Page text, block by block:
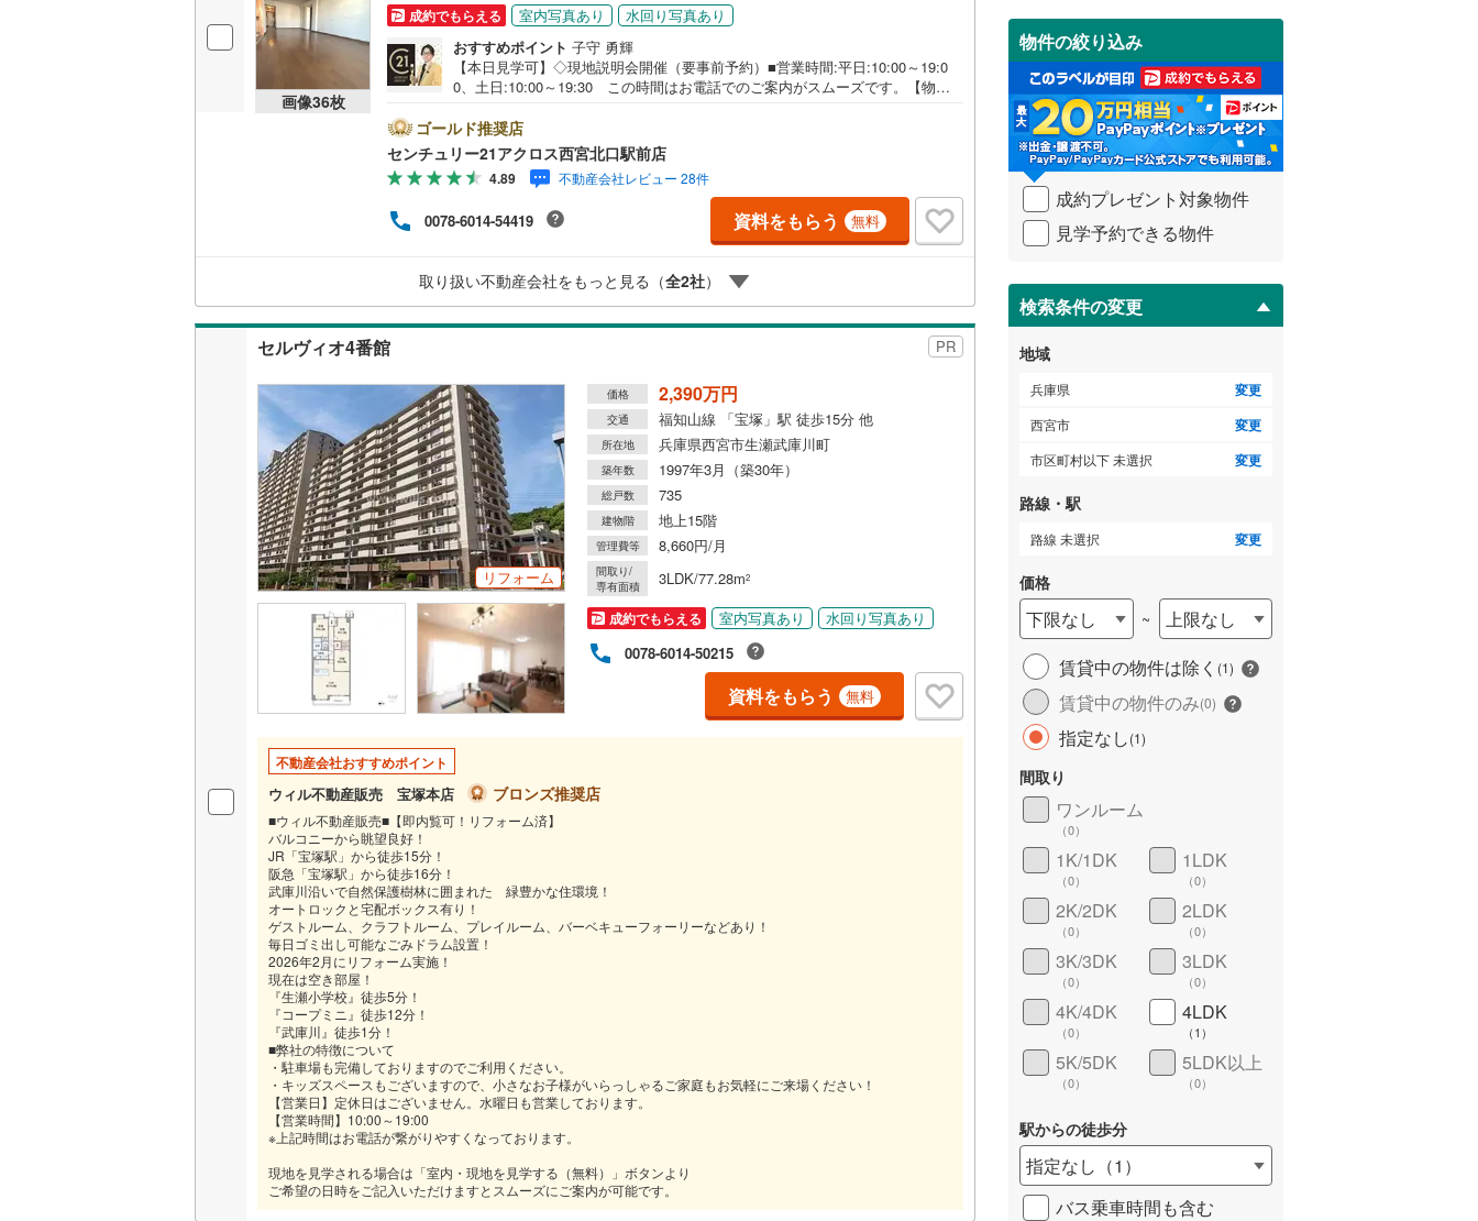
画像36枚
成約でもらえる 室内写真あり
水回り写真あり
おすすめポイント 子守 勇輝
【本日見学可】◇現地説明会開催（要事前予約）■営業時間:平日:10:00～19:0
0、土日:10:00～19:30 この時間はお電話でのご案内がスムーズです。【物件
付きで陽当たり良好。12階部分で眺望良好。○センチュリー21アクロスグルー
プの3つの特徴○■センチュリー21グループで28年連続No.1（1997年～2024年兵
庫地区仲介実績） 西宮・尼崎・伊丹・宝塚にて8店舗展開中。阪神間での購入
や売却は当店にお任せ下さい■お客様駐車場、キッズスペースがございます。
8店舗すべて駅前にございますが、お車でのお越しも大歓迎です。 お子様連れ
でもご安心ください。■取り扱い物件多数ございます。 地域密着の当店では20
00万円台の新築戸建や、1000万円台の中古マンションを始め多数物件を取り扱
にお問合せください。弊社ホームページへは「C21アクロス」で検索！
ゴールド推奨店
センチュリー21アクロス西宮北口駅前店
4.89 不動産会社レビュー 28件
0078-6014-54419 資料をもらう 無料
取り扱い不動産会社をもっと見る（全2社）
セルヴィオ4番館 PR
リフォーム
価格 2,390万円
交通 福知山線 「宝塚」駅 徒歩15分 他
所在地 兵庫県西宮市生瀬武庫川町
築年数 1997年3月（築30年）
総戸数 735
建物階 地上15階
管理費等 8,660円/月
間取り/
専有面積
3LDK/77.28m2
成約でもらえる 室内写真あり
水回り写真あり
0078-6014-50215
資料をもらう 無料
不動産会社おすすめポイント
ウィル不動産販売 宝塚本店 ブロンズ推奨店
■ウィル不動産販売■【即内覧可！リフォーム済】
バルコニーから眺望良好！
JR「宝塚駅」から徒歩15分！
阪急「宝塚駅」から徒歩16分！
武庫川沿いで自然保護樹林に囲まれた 緑豊かな住環境！
オートロックと宅配ボックス有り！
ゲストルーム、クラフトルーム、プレイルーム、バーベキューフォーリーなどあり！
毎日ゴミ出し可能なごみドラム設置！
2026年2月にリフォーム実施！
現在は空き部屋！
『生瀬小学校』徒歩5分！
『コープミニ』徒歩12分！
『武庫川』徒歩1分！
■弊社の特徴について
・駐車場も完備しておりますのでご利用ください。
・キッズスペースもございますので、小さなお子様がいらっしゃるご家庭もお気軽にご来場ください！
【営業日】定休日はございません。水曜日も営業しております。
【営業時間】10:00～19:00
※上記時間はお電話が繋がりやすくなっております。
現地を見学される場合は「室内・現地を見学する（無料）」ボタンより
ご希望の日時をご記入いただけますとスムーズにご案内が可能です。
受
け
取
る
・
条
件
を
イ
ペ
ジ
に
保
存
す
る
物件の絞り込み
成約プレゼント対象物件
見学予約できる物件
検索条件の変更
地域
兵庫県 変更
西宮市 変更
市区町村以下 未選択 変更
路線・駅
路線 未選択 変更
価格
下限なし ~
上限なし
賃貸中の物件は除く (1)
賃貸中の物件のみ(0)
指定なし(1)
間取り
ワンルーム
（0）
1K/1DK
（0）
1LDK
（0）
2K/2DK
（0）
2LDK
（0）
3K/3DK
（0）
3LDK
（0）
4K/4DK
（0）
4LDK
（1 ）
5K/5DK
（0）
5LDK以上
（0）
駅からの徒歩分
指定なし （1 ）
バス乗車時間も含む
立地
最寄りの駅が始発駅（0） 海まで2km以内（0） 小学校まで1km以内（0）
共用施設
コンシェルジュサービス（1） ゲストルーム（0）
設備
（1）
バリアフリー住宅（ ）
LD
リビングダイニング15畳以上
（1）
キッチン
独立型キッチン （ 対面キッチン（0）
浴室乾燥機あり（0 浴室に窓あり（0）
バルコニー、庭
ルーフバルコニー ワイドバルコニー
収納
ウォークインクローゼット
（1）
販売、価格、契約、入居関連など
オンライン対応
オンライン内見(相談)可
オンライン対応とは？ 詳しく見る